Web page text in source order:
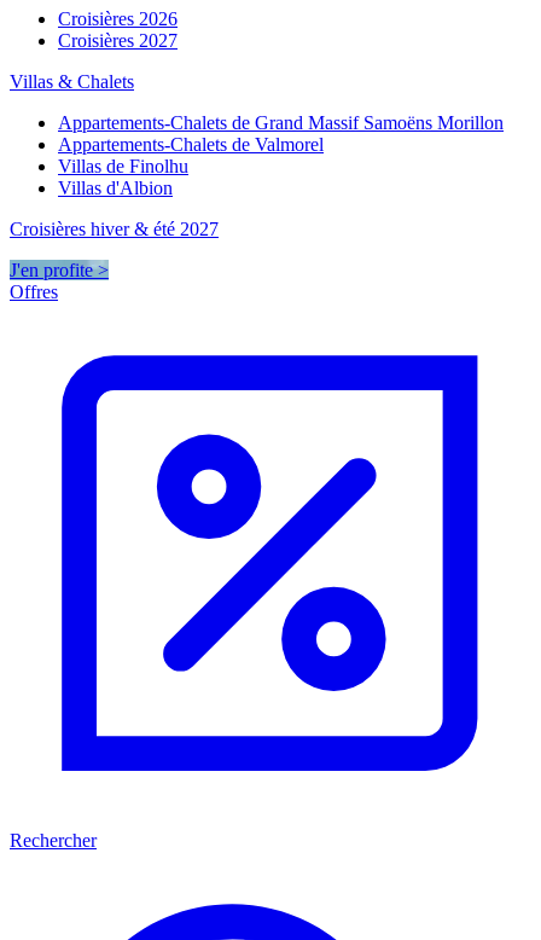
Croisières 2026
Croisières 2027
Villas & Chalets
Appartements-Chalets de Grand Massif Samoëns Morillon
Appartements-Chalets de Valmorel
Villas de Finolhu
Villas d'Albion
Croisières hiver & été 2027
J'en profite >
Offres
Rechercher